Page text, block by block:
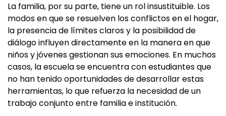
La familia, por su parte, tiene un rol insustituible. Los
modos en que se resuelven los conflictos en el hogar,
la presencia de límites claros y la posibilidad de
diálogo influyen directamente en la manera en que
niños y jóvenes gestionan sus emociones. En muchos
casos, la escuela se encuentra con estudiantes que
no han tenido oportunidades de desarrollar estas
herramientas, lo que refuerza la necesidad de un
trabajo conjunto entre familia e institución.